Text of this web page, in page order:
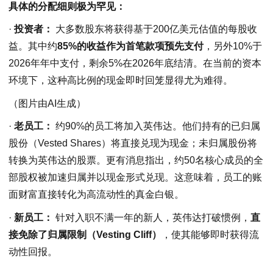
具体的分配细则极为罕见：
· 投资者：
大多数股东将获得基于200亿美元估值的每股收
益。其中约85%的收益作为首笔款项预先支付，另外10%于
2026年年中支付，剩余5%在2026年底结清。在当前的资本
环境下，这种高比例的现金即时回笼显得尤为难得。
（图片由AI生成）
· 老员工： 约90%的员工将加入英伟达。他们持有的已归属
股份（Vested Shares）将直接兑现为现金；未归属股份将
转换为英伟达的股票。更有消息指出，约50名核心成员的全
部股权被加速归属并以现金形式兑现。这意味着，员工的账
面财富直接转化为高流动性的真金白银。
· 新员工： 针对入职不满一年的新人，英伟达打破惯例， 直
接免除了归属限制（Vesting Cliff）
，使其能够即时获得流
动性回报。